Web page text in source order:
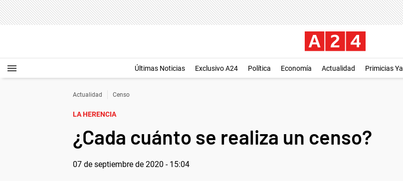
Últimas Noticias Exclusivo A24 Política Economía Actualidad Primicias Ya
Actualidad Censo
LA HERENCIA
¿Cada cuánto se realiza un censo?
07 de septiembre de 2020 - 15:04